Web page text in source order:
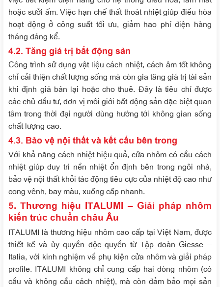
hoặc sưởi ấm. Việc hạn chế thất thoát nhiệt giúp điều hòa
hoạt động ở công suất tối ưu, giảm hao phí điện hàng
tháng đáng kể.
4.2. Tăng giá trị bất động sản
Công trình sử dụng vật liệu cách nhiệt, cách âm tốt không
chỉ cải thiện chất lượng sống mà còn gia tăng giá trị tài sản
khi định giá bán lại hoặc cho thuê. Đây là tiêu chí được
các chủ đầu tư, đơn vị môi giới bất động sản đặc biệt quan
tâm trong thời đại người dùng hướng tới không gian sống
chất lượng cao.
4.3. Bảo vệ nội thất và kết cấu bên trong
Với khả năng cách nhiệt hiệu quả, cửa nhôm có cầu cách
nhiệt giúp duy trì nền nhiệt ổn định bên trong ngôi nhà,
bảo vệ nội thất khỏi tác động tiêu cực của nhiệt độ cao như
cong vênh, bay màu, xuống cấp nhanh.
5. Thương hiệu ITALUMI – Giải pháp nhôm
kiến trúc chuẩn châu Âu
ITALUMI là thương hiệu nhôm cao cấp tại Việt Nam, được
thiết kế và ủy quyền độc quyền từ Tập đoàn Giesse –
Italia, với kinh nghiệm về phụ kiện cửa nhôm và giải pháp
profile. ITALUMI không chỉ cung cấp hai dòng nhôm (có
cầu và không cầu cách nhiệt), mà còn đảm bảo mọi sản